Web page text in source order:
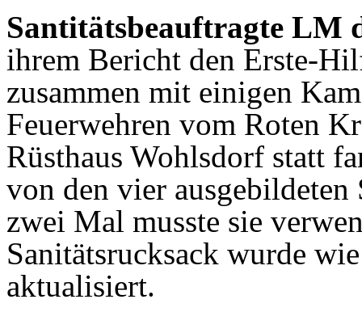
Santitätsbeauftragte LM
ihrem Bericht den Erste-
zusammen mit einigen
Feuerwehren vom Roten
Rüsthaus Wohlsdorf statt
von den vier
zwei Mal musste sie
Sanitätsrucksack wurde
aktualisiert.